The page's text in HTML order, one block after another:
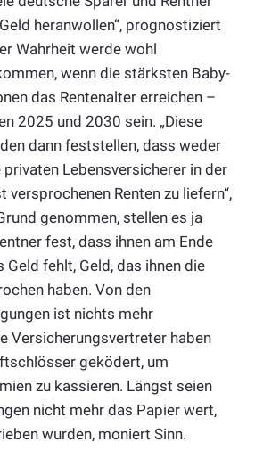
heranwollen“, prognostiziert
Wahrheit werde wohl
wenn die stärksten Baby-
das Rentenalter erreichen –
2025 und 2030 sein. „Diese
dann feststellen, dass weder
Lebensversicherer in der
versprochenen Renten zu liefern“,
genommen, stellen es ja
fest, dass ihnen am Ende
Geld fehlt, Geld, das ihnen die
haben. Von den
ist nichts mehr
Versicherungsvertreter haben
geködert, um
zu kassieren. Längst seien
nicht mehr das Papier wert,
wurden, moniert Sinn.